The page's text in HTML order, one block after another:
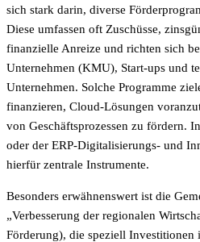
sich stark darin, diverse
Diese umfassen oft Zuschüsse,
finanzielle Anreize und richten sich
Unternehmen (KMU), Start-ups und
Unternehmen. Solche Programme
finanzieren, Cloud-Lösungen
von Geschäftsprozessen zu fördern.
oder der ERP-Digitalisierungs- und
hierfür zentrale Instrumente.
Besonders erwähnenswert ist die
„Verbesserung der regionalen
Förderung), die speziell Investitionen